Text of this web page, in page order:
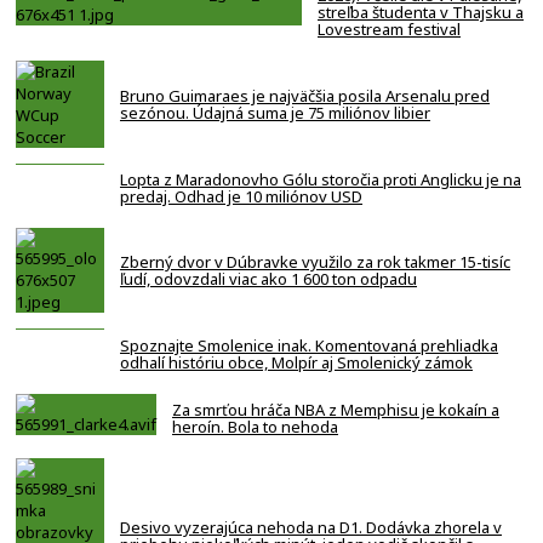
streľba študenta v Thajsku a
Lovestream festival
Bruno Guimaraes je najväčšia posila Arsenalu pred
sezónou. Údajná suma je 75 miliónov libier
Lopta z Maradonovho Gólu storočia proti Anglicku je na
predaj. Odhad je 10 miliónov USD
Zberný dvor v Dúbravke využilo za rok takmer 15-tisíc
ľudí, odovzdali viac ako 1 600 ton odpadu
Spoznajte Smolenice inak. Komentovaná prehliadka
odhalí históriu obce, Molpír aj Smolenický zámok
Za smrťou hráča NBA z Memphisu je kokaín a
heroín. Bola to nehoda
Desivo vyzerajúca nehoda na D1. Dodávka zhorela v